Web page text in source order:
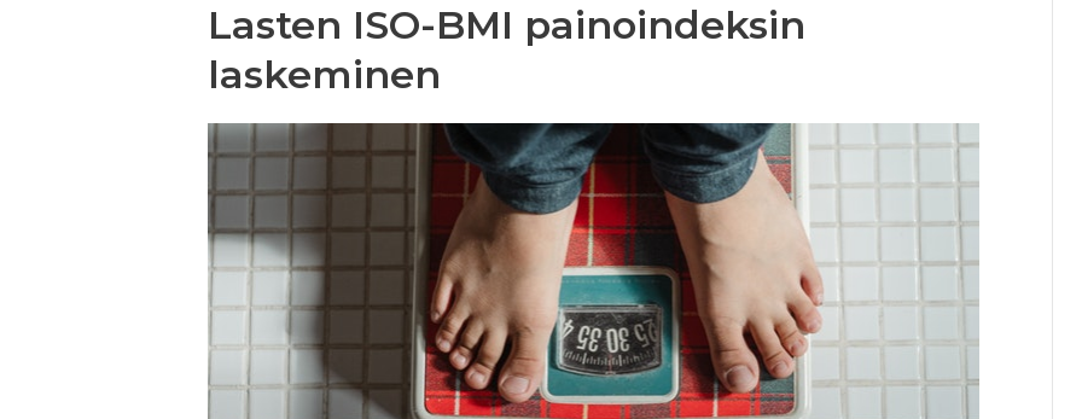
Lasten ISO-BMI painoindeksin
laskeminen